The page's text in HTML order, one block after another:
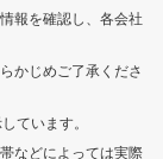
報を確認し、各会社
かじめご了承くださ
ています。
などによっては実際